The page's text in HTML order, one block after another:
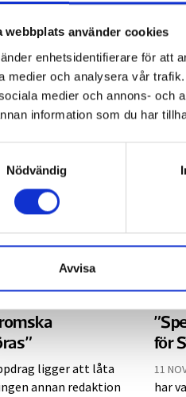
webbplats använder cookies
enhetsidentifierare för att
medier och analysera vår
medier och annons- och
information som du har
Nödvändig
Avvisa
om det parallella
har fått unik tillgång
”De har litat
och inte kommer
på
att
ligger att låta
annan redaktion
för
11
har